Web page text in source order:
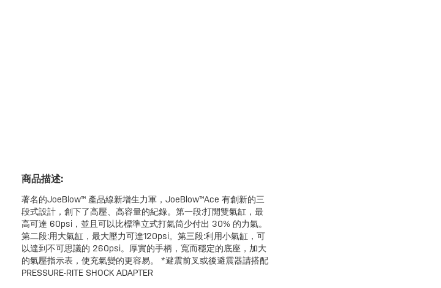
商品描述:
著名的JoeBlow™ 產品線新增生力軍，JoeBlow™Ace 有創新的三
段式設計，創下了高壓、高容量的紀錄。第一段:打開雙氣缸，最
高可達 60psi，並且可以比標準立式打氣筒少付出 30% 的力氣。
第二段:用大氣缸，最大壓力可達120psi。第三段:利用小氣缸，可
以達到不可思議的 260psi。厚實的手柄，寬而穩定的底座，加大
的氣壓指示表，使充氣變的更容易。 *避震前叉或後避震器請搭配
PRESSURE-RITE SHOCK ADAPTER